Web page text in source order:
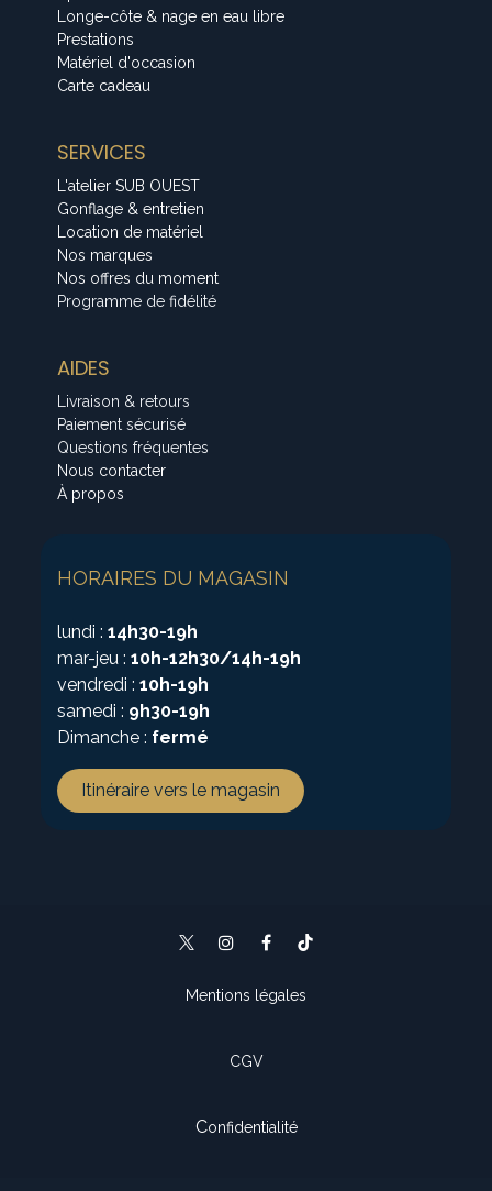
Longe-côte & nage en eau libre
Prestations
Matériel d'occasion
Carte cadeau
SERVICES
L'atelier SUB OUEST
Gonflage & entretien
Location de matériel
Nos marques
Nos offres du moment
Programme de fidélité
AIDES
Livraison & retours
Paiement sécurisé
Questions fréquentes
Nous contacter
À propos
HORAIRES DU MAGASIN
lundi :14h30-19h
mar-jeu :10h-12h30/14h-19h
vendredi :10h-19h
samedi : 9h30-19h
Dimanche : fermé
Itinéraire vers le magasin
Mentions légales
CGV
Confidentialité